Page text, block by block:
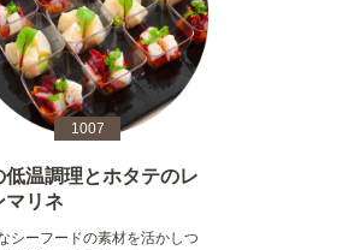
1007
低温調理とホタテのレ
マリネ
シーフードの素材を活かしつ